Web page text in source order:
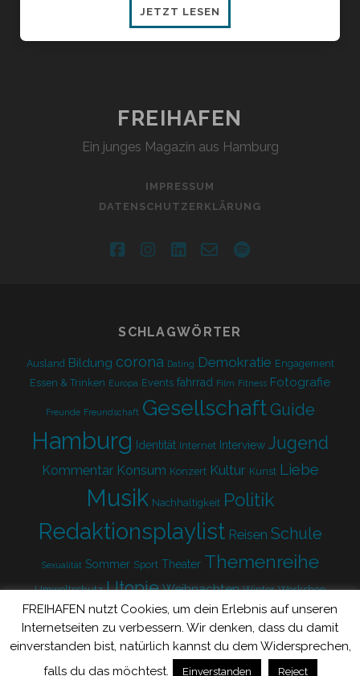
JETZT LESEN
IN
FREIHAFEN
Ein junges Magazin aus Hamburg
IMPRESSUM
DATENSCHUTZERKLÄRUNG
facebookinstagram
linkedin
email-spotify
SCHLAGWÖRTER
Ausland Bildung corona Dating Demokratie Engagement
Essen & Trinken Europa Events fahrrad Film Fitness Fotografie
Freunde Freundschaft GesellschaftGuide
Hamburg Identität Internet Interview Jugend
Kommentar Konsum Konzert Kultur Kunst Liebe
Musik Nachhaltigkeit Politik
Redaktionsplaylist Reisen Schule
Sexualität Sommer Sport Theater Themenreihe
Umweltschutz Utopie Weihnachten Winter Workshop
Zukunft
FREIHAFEN nutzt Cookies, um dein Erlebnis auf unseren
Internetseiten zu verbessern. Wir denken, dass du damit
einverstanden bist, natürlich kannst du dem Widersprechen,
falls du das möchtest.
Einverstanden Reject